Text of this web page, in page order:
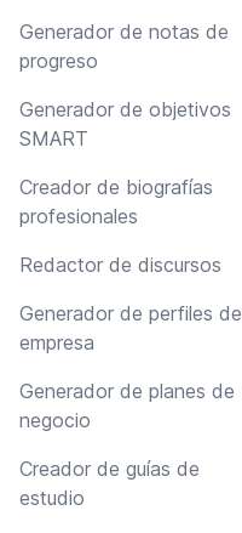
Generador de notas de
progreso
Generador de objetivos
SMART
Creador de biografías
profesionales
Redactor de discursos
Generador de perfiles de
empresa
Generador de planes de
negocio
Creador de guías de
estudio